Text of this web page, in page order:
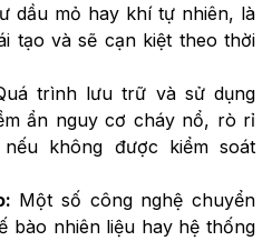
dầu mỏ hay khí tự nhiên, là
tạo và sẽ cạn kiệt theo thời
trình lưu trữ và sử dụng
ẩn nguy cơ cháy nổ, rò rỉ
không được kiểm soát
Một số công nghệ chuyển
bào nhiên liệu hay hệ thống